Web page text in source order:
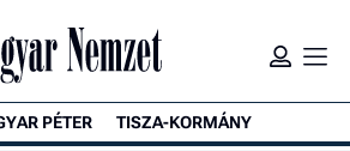
PÉTER TISZA-KORMÁNY